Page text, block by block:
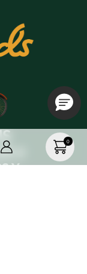
0
o
y